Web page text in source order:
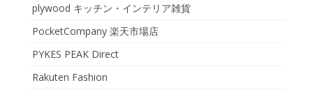
plywood キッチン・インテリア雑貨
PocketCompany 楽天市場店
PYKES PEAK Direct
Rakuten Fashion